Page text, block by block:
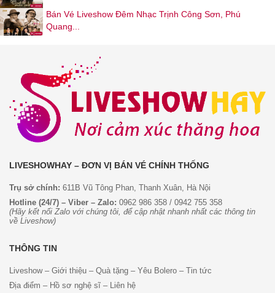
Bán Vé Liveshow Đêm Nhạc Trịnh Công Sơn, Phú
Quang...
LIVESHOWHAY – ĐƠN VỊ BÁN VÉ CHÍNH THỐNG
Trụ sở chính: 611B Vũ Tông Phan, Thanh Xuân, Hà Nội
Hotline (24/7) – Viber – Zalo: 0962 986 358 / 0942 755 358
(Hãy kết nối Zalo với chúng tôi, để cập nhật nhanh nhất các thông tin
về Liveshow)
THÔNG TIN
Liveshow–Giới thiệu – Quà tặng – Yêu Bolero – Tin tức
Địa điểm – Hồ sơ nghệ sĩ – Liên hệ